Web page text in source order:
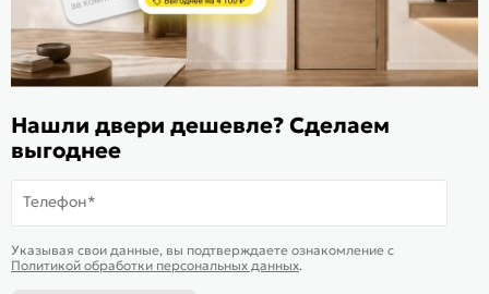
В корзину-27 555 ₽ Купить в 1 клик
ИКС 1340
© 2010—2026 Склад Дверей 169.RU
Пользовательское соглашение
Политика обработки персональных данных
Нашли двери дешевле? Сделаем
выгоднее
Телефон*
Указывая свои данные, вы подтверждаете ознакомление c
Политикой обработки персональных данных.